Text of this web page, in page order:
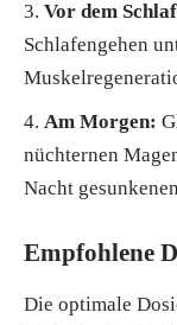
Vor dem
Schlafengehen
Am Morgen:
nüchternen
Nacht
Empfohlene
Die optimale